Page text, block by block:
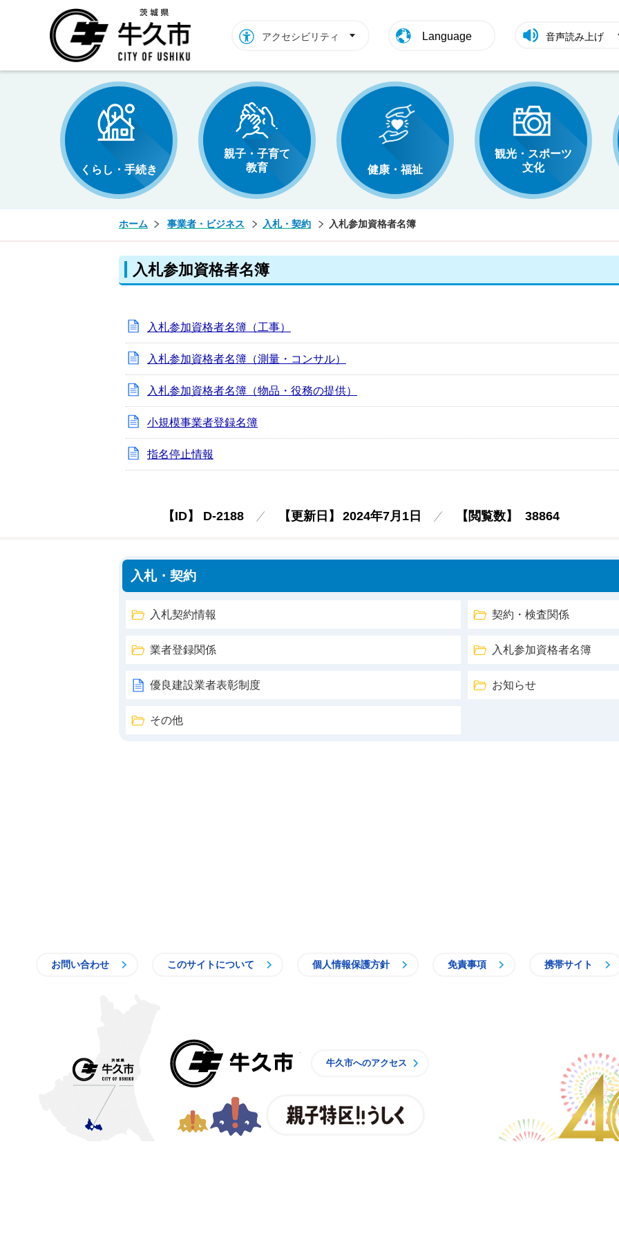
アクセシビリティ Language 音声読み上げ
くらし・手続き
親子・子育て
教育
健康・福祉
観光・スポーツ
文化
ホーム 事業者・ビジネス 入札・契約 入札参加資格者名簿
入札参加資格者名簿
入札参加資格者名簿（工事）
入札参加資格者名簿（測量・コンサル）
入札参加資格者名簿（物品・役務の提供）
小規模事業者登録名簿
指名停止情報
【ID】 D-2188 【更新日】 2024年7月1日 【閲覧数】 38864
入札・契約
入札契約情報 契約・検査関係
業者登録関係 入札参加資格者名簿
優良建設業者表彰制度 お知らせ
その他
お問い合わせ このサイトについて 個人情報保護方針 免責事項 携帯サイト
牛久市へのアクセス